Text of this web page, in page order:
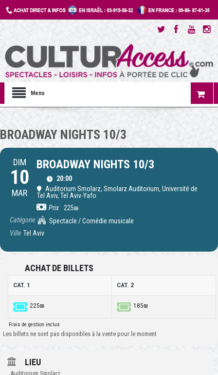
Menu
BROADWAY NIGHTS 10/3
DIM
10
MAR
BROADWAY NIGHTS 10/3
20:00
Auditorium Smolarz, Smolarz Auditorium, Université de
Tel Aviv, Tel Aviv-Yafo
Prix
225₪
Catégorie
Spectacle / Comédie musicale
Ville Tel Aviv
ACHAT DE BILLETS
CAT. 1 CAT. 2
225₪ 185₪
Frais de gestion inclus
Les billets ne sont pas disponibles à la vente pour le moment
LIEU
Auditorium Smolarz